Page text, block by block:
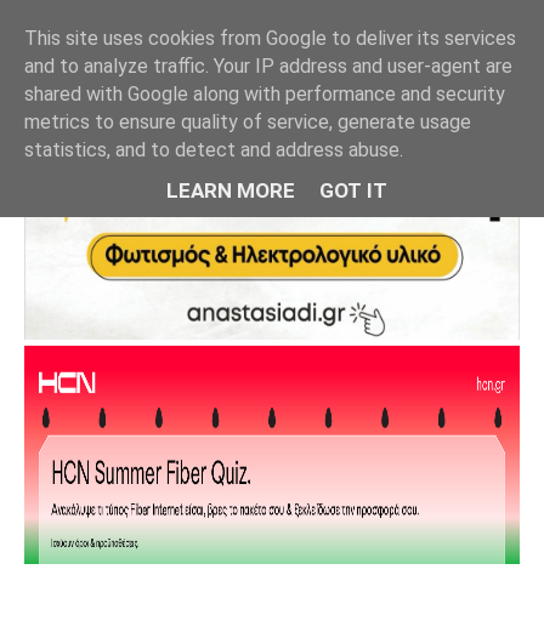
This site uses cookies from Google to deliver its services
and to analyze traffic. Your IP address and user-agent are
shared with Google along with performance and security
metrics to ensure quality of service, generate usage
statistics, and to detect and address abuse.
LEARN MORE GOT IT